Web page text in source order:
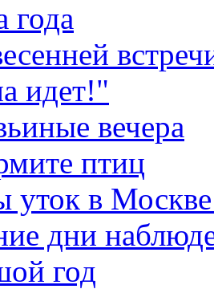
года
идет!"
вечера
птиц
уток в
дни
год